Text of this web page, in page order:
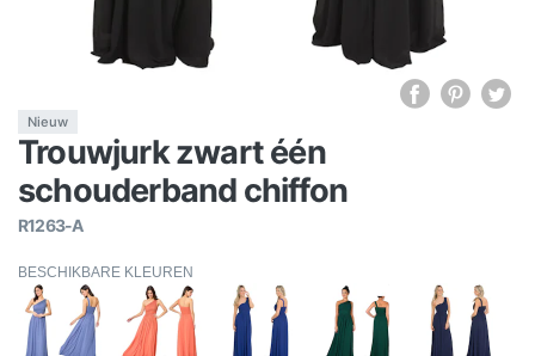
Nieuw
Trouwjurk zwart één
schouderband chiffon
R1263-A
BESCHIKBARE KLEUREN